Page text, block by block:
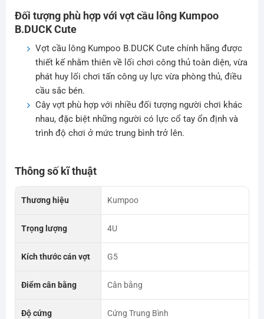
Đối tượng phù hợp với vợt cầu lông Kumpoo
B.DUCK Cute
Vợt cầu lông Kumpoo B.DUCK Cute chính hãng được
thiết kế nhằm thiên về lối chơi công thủ toàn diện, vừa
phát huy lối chơi tấn công uy lực vừa phòng thủ, điều
cầu sắc bén.
Cây vợt phù hợp với nhiều đối tượng người chơi khác
nhau, đặc biệt những người có lực cổ tay ổn định và
trình độ chơi ở mức trung bình trở lên.
Thông số kĩ thuật
Thương hiệu Kumpoo
Trọng lượng 4U
Kích thước cán vợt G5
Điểm cân bằng Cân bằng
Độ cứng Cứng Trung Bình